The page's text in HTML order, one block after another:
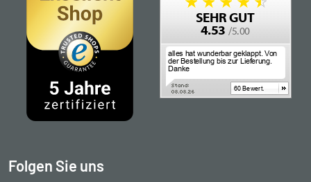
Folgen Sie uns